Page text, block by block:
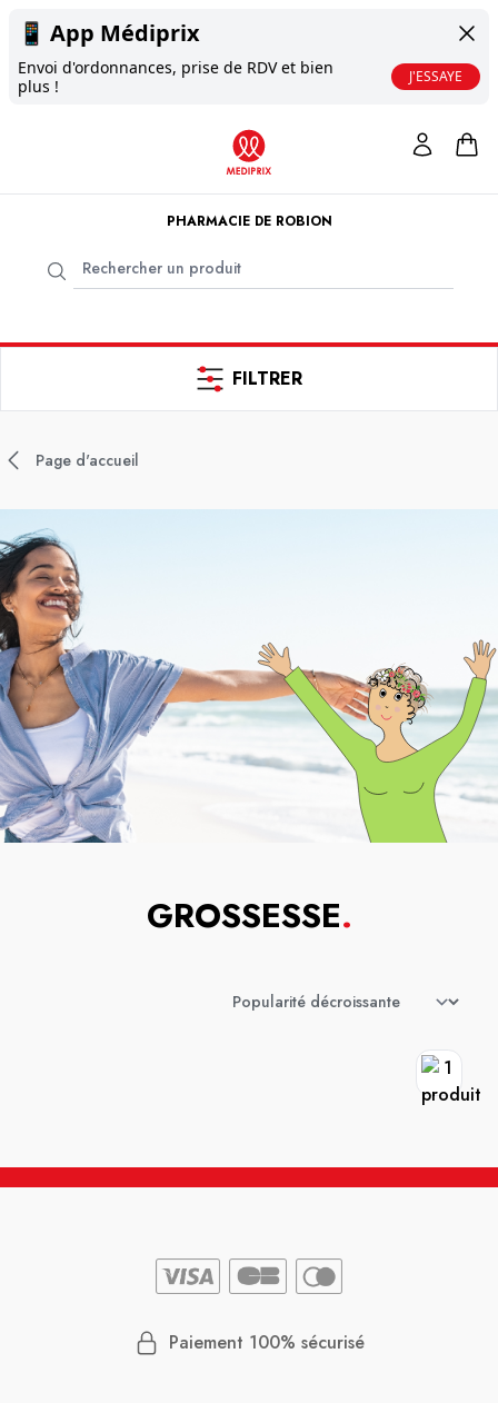
📱 App Médiprix
Envoi d'ordonnances, prise de RDV et bien
plus !
J'ESSAYE
PHARMACIE DE ROBION
FILTRER
Page d'accueil
GROSSESSE.
Paiement 100% sécurisé